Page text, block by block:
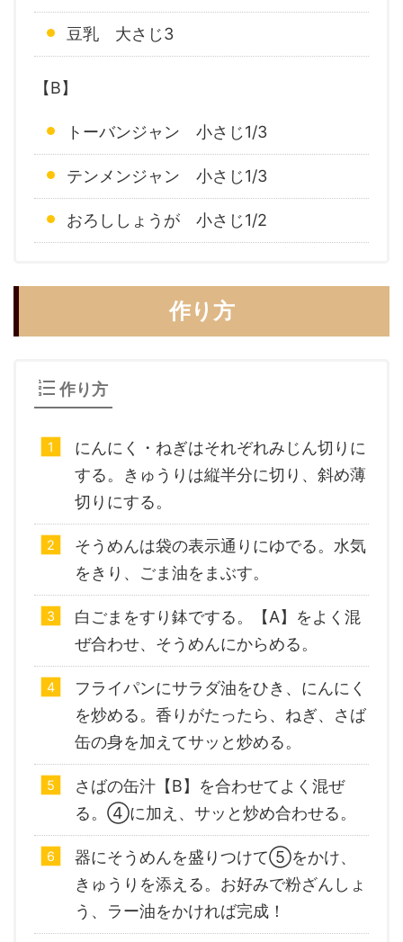
豆乳 大さじ3
【B】
トーバンジャン 小さじ1/3
テンメンジャン 小さじ1/3
おろししょうが 小さじ1/2
作り方
作り方
にんにく・ねぎはそれぞれみじん切りに
する。きゅうりは縦半分に切り、斜め薄
切りにする。
そうめんは袋の表示通りにゆでる。水気
をきり、ごま油をまぶす。
白ごまをすり鉢でする。【A】をよく混
ぜ合わせ、そうめんにからめる。
フライパンにサラダ油をひき、にんにく
を炒める。香りがたったら、ねぎ、さば
缶の身を加えてサッと炒める。
さばの缶汁【B】を合わせてよく混ぜ
る。④に加え、サッと炒め合わせる。
器にそうめんを盛りつけて⑤をかけ、
きゅうりを添える。お好みで粉ざんしょ
う、ラー油をかければ完成！